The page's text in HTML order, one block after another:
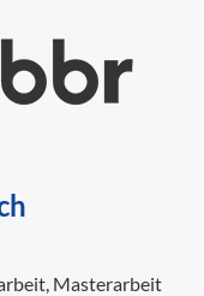
Masterarbeit